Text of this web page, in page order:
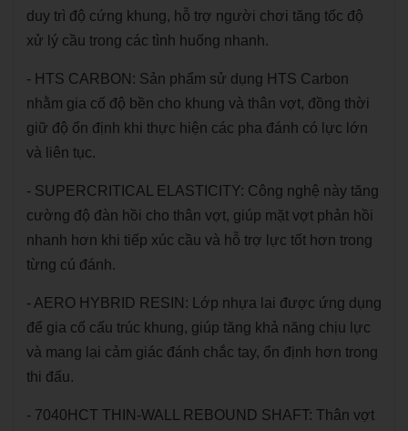
duy trì độ cứng khung, hỗ trợ người chơi tăng tốc độ
xử lý cầu trong các tình huống nhanh.
- HTS CARBON: Sản phẩm sử dụng HTS Carbon
nhằm gia cố độ bền cho khung và thân vợt, đồng thời
giữ độ ổn định khi thực hiện các pha đánh có lực lớn
và liên tục.
- SUPERCRITICAL ELASTICITY: Công nghệ này tăng
cường độ đàn hồi cho thân vợt, giúp mặt vợt phản hồi
nhanh hơn khi tiếp xúc cầu và hỗ trợ lực tốt hơn trong
từng cú đánh.
- AERO HYBRID RESIN: Lớp nhựa lai được ứng dụng
để gia cố cấu trúc khung, giúp tăng khả năng chịu lực
và mang lại cảm giác đánh chắc tay, ổn định hơn trong
thi đấu.
- 7040HCT THIN-WALL REBOUND SHAFT: Thân vợt